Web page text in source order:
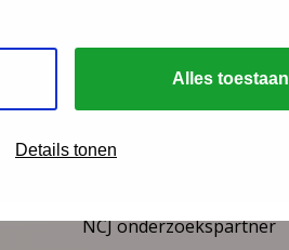
Alles toestaan
Details tonen
NCJ onderzoekspartner